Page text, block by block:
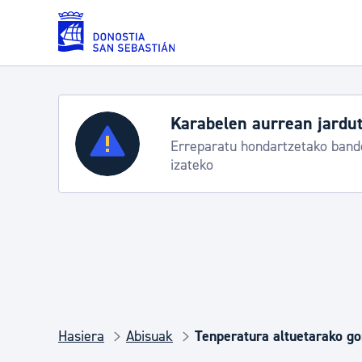
Eduki nagusira joan
Zerbitzuak
Errolda eta gai pertsonalak
Karabelen aurrean
Erreparatu hondartzetako
izateko
Hasiera Abisuak Tenperatura altuetarako